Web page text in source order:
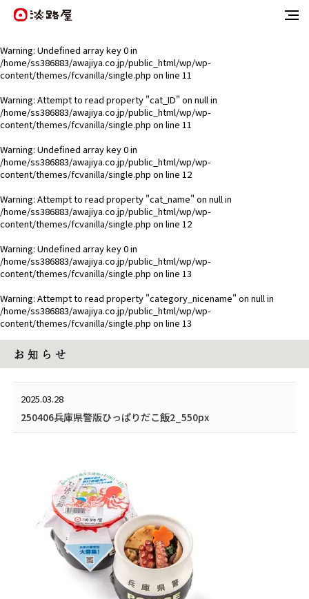
Warning: Undefined array key 0 in
/home/ss386883/awajiya.co.jp/public_html/wp/wp-
content/themes/fcvanilla/single.php on line 11
Warning: Attempt to read property "cat_ID" on null in
/home/ss386883/awajiya.co.jp/public_html/wp/wp-
content/themes/fcvanilla/single.php on line 11
Warning: Undefined array key 0 in
/home/ss386883/awajiya.co.jp/public_html/wp/wp-
content/themes/fcvanilla/single.php on line 12
Warning: Attempt to read property "cat_name" on null in
/home/ss386883/awajiya.co.jp/public_html/wp/wp-
content/themes/fcvanilla/single.php on line 12
Warning: Undefined array key 0 in
/home/ss386883/awajiya.co.jp/public_html/wp/wp-
content/themes/fcvanilla/single.php on line 13
Warning: Attempt to read property "category_nicename" on null in
/home/ss386883/awajiya.co.jp/public_html/wp/wp-
content/themes/fcvanilla/single.php on line 13
お 知 ら せ
2025.03.28
250406兵庫県警版ひっぱりだこ飯2_550px